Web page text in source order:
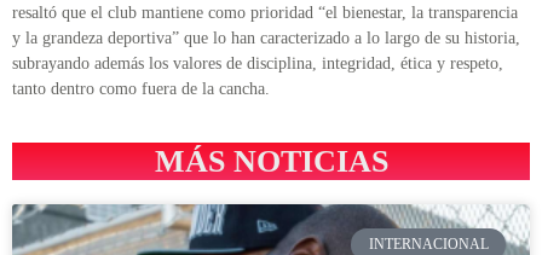
resaltó que el club mantiene como prioridad “el bienestar, la transparencia
y la grandeza deportiva” que lo han caracterizado a lo largo de su historia,
subrayando además los valores de disciplina, integridad, ética y respeto,
tanto dentro como fuera de la cancha.
MÁS NOTICIAS
INTERNACIONAL